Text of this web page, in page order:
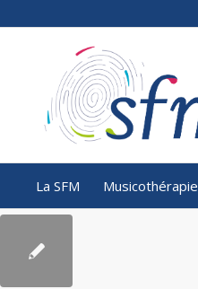
La SFM Musicothérapie